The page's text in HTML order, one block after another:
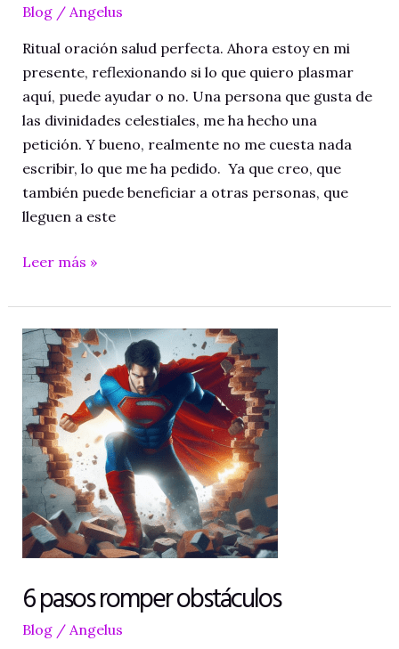
Blog/ Angelus
Ritual oración salud perfecta. Ahora estoy en mi
presente, reflexionando si lo que quiero plasmar
aquí, puede ayudar o no. Una persona que gusta de
las divinidades celestiales, me ha hecho una
petición. Y bueno, realmente no me cuesta nada
escribir, lo que me ha pedido. Ya que creo, que
también puede beneficiar a otras personas, que
lleguen a este
Ritual oración salud
Leer más »
6 pasos romper obstáculos
Blog/ Angelus